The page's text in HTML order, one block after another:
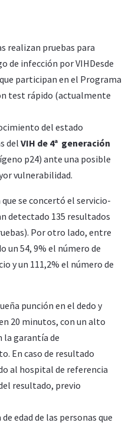
realizan pruebas para
de infección por VIHDesde
participan en el Programa
test rápido (actualmente
del estado
del VIH de 4ª generación
p24) ante una posible
vulnerabilidad.
que se concertó el servicio-
detectado 135 resultados
Por otro lado, entre
un 54, 9% el número de
y un 111,2% el número de
punción en el dedo y
20 minutos, con un alto
la garantía de
En caso de resultado
al hospital de referencia
resultado, previo
edad de las personas que